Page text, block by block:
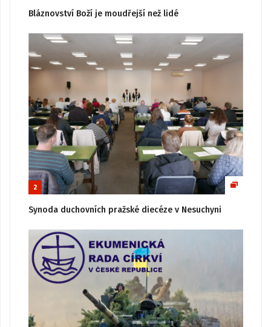
Bláznovství Boží je moudřejší než lidé
2
Synoda duchovních pražské diecéze v Nesuchyni